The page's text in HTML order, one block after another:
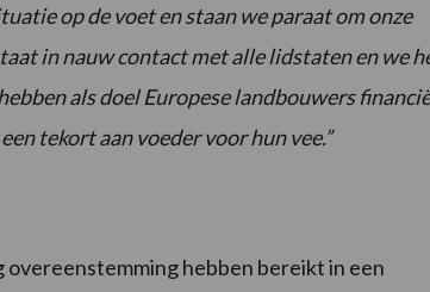
op de voet en staan we paraat om onze
in nauw contact met alle lidstaten en we
als doel Europese landbouwers
tekort aan voeder voor hun vee.”
hebben bereikt in een